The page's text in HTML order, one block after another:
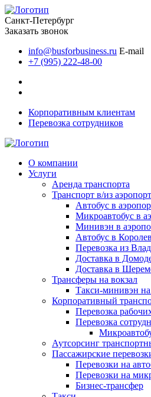
Санкт-Петербург
Заказать звонок
info@busforbusiness.ru E-mail
+7 (995) 222-48-00
Корпоративным клиентам
Перевозка сотрудников
О компании
Услуги
Аренда транспорта
Транспорт в/из аэропорт
Автобус в
Микроавтобус в
Минивэн в
Автобус в
Перевозка из
Доставка в
Доставка в
Трансферы на вокзал
Такси-минивэн на
Корпоративный
Перевозка
Перевозка
Аутсорсинг
Пассажирские
Перевозки на
Перевозки на
Бизнес-трансфер